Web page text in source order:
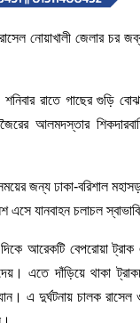
রাসেল নোয়াখালী জেলার চর
শনিবার রাতে গাছের গুড়ি
আলমদস্তার
জন্য ঢাকা-বরিশাল
এসে যানবাহন চলাচল
দিকে আরেকটি বেপরোয়া ট্রাক
এতে দাঁড়িয়ে থাকা
এ দুর্ঘটনায় চালক রাসেল